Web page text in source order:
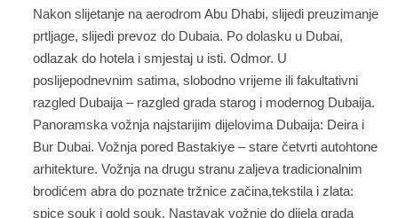
Nakon slijetanje na aerodrom Abu Dhabi, slijedi preuzimanje
prtljage, slijedi prevoz do Dubaia. Po dolasku u Dubai,
odlazak do hotela i smjestaj u isti. Odmor. U
poslijepodnevnim satima, slobodno vrijeme ili fakultativni
razgled Dubaija – razgled grada starog i modernog Dubaija.
Panoramska vožnja najstarijim dijelovima Dubaija: Deira i
Bur Dubai. Vožnja pored Bastakiye – stare četvrti autohtone
arhitekture. Vožnja na drugu stranu zaljeva tradicionalnim
brodićem abra do poznate tržnice začina,tekstila i zlata:
spice souk i gold souk. Nastavak vožnje do dijela grada